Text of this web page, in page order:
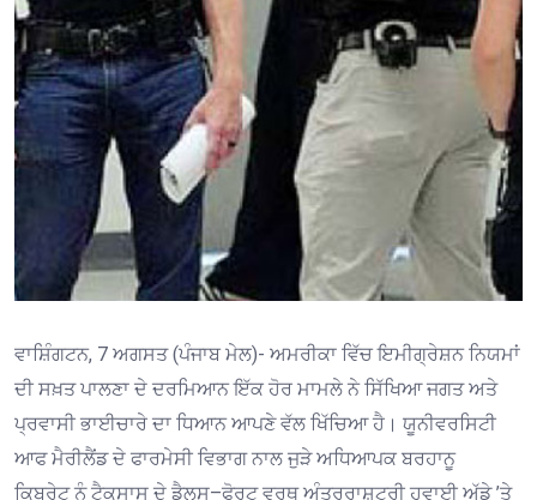
ਵਾਸ਼ਿੰਗਟਨ, 7 ਅਗਸਤ (ਪੰਜਾਬ ਮੇਲ)- ਅਮਰੀਕਾ ਵਿੱਚ ਇਮੀਗ੍ਰੇਸ਼ਨ ਨਿਯਮਾਂ
ਦੀ ਸਖ਼ਤ ਪਾਲਣਾ ਦੇ ਦਰਮਿਆਨ ਇੱਕ ਹੋਰ ਮਾਮਲੇ ਨੇ ਸਿੱਖਿਆ ਜਗਤ ਅਤੇ
ਪ੍ਰਵਾਸੀ ਭਾਈਚਾਰੇ ਦਾ ਧਿਆਨ ਆਪਣੇ ਵੱਲ ਖਿੱਚਿਆ ਹੈ। ਯੂਨੀਵਰਸਿਟੀ
ਆਫ ਮੈਰੀਲੈਂਡ ਦੇ ਫਾਰਮੇਸੀ ਵਿਭਾਗ ਨਾਲ ਜੁੜੇ ਅਧਿਆਪਕ ਬਰਹਾਨੂ
ਕਿਬਰੇਟ ਨੂੰ ਟੈਕਸਾਸ ਦੇ ਡੈਲਸ–ਫੋਰਟ ਵਰਥ ਅੰਤਰਰਾਸ਼ਟਰੀ ਹਵਾਈ ਅੱਡੇ ’ਤੇ